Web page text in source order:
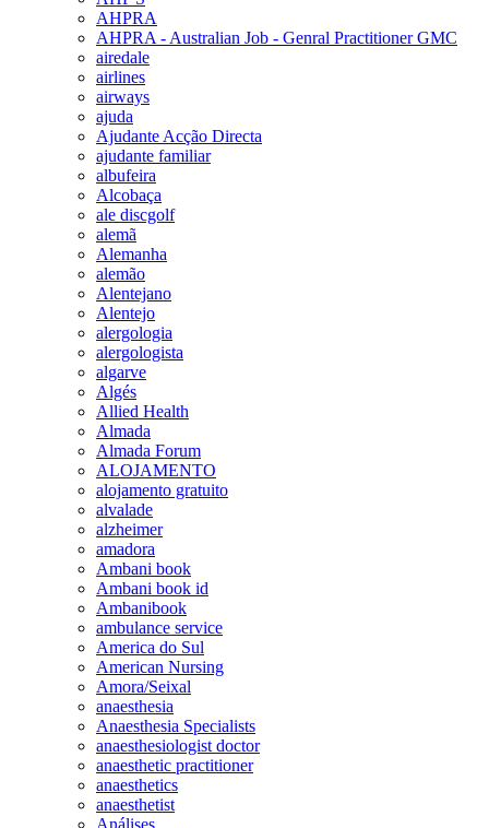
AHPRA
AHPRA - Australian Job - Genral Practitioner GMC
airedale
airlines
airways
ajuda
Ajudante Acção Directa
ajudante familiar
albufeira
Alcobaça
ale discgolf
alemã
Alemanha
alemão
Alentejano
Alentejo
alergologia
alergologista
algarve
Algés
Allied Health
Almada
Almada Forum
ALOJAMENTO
alojamento gratuito
alvalade
alzheimer
amadora
Ambani book
Ambani book id
Ambanibook
ambulance service
America do Sul
American Nursing
Amora/Seixal
anaesthesia
Anaesthesia Specialists
anaesthesiologist doctor
anaesthetic practitioner
anaesthetics
anaesthetist
Análises